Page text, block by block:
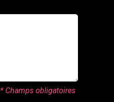
* Champs obligatoires